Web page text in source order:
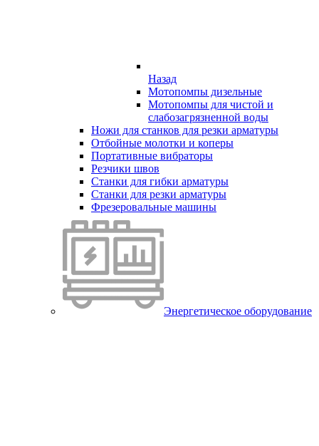
Назад
Мотопомпы дизельные
Мотопомпы для чистой и
слабозагрязненной воды
Ножи для станков для резки арматуры
Отбойные молотки и коперы
Портативные вибраторы
Резчики швов
Станки для гибки арматуры
Станки для резки арматуры
Фрезеровальные машины
Энергетическое оборудование